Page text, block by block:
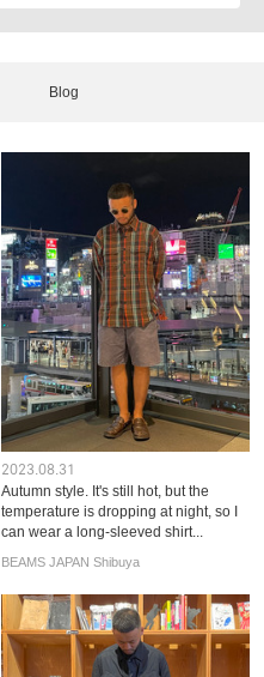
Blog
2023.08.31
Autumn style. It's still hot, but the
temperature is dropping at night, so I
can wear a long-sleeved shirt...
BEAMS JAPAN Shibuya